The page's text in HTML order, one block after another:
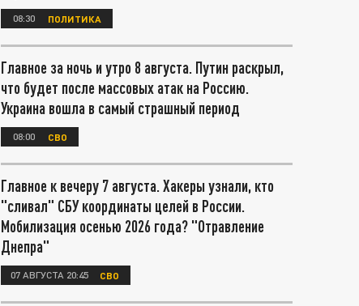
08:30 ПОЛИТИКА
Главное за ночь и утро 8 августа. Путин раскрыл,
что будет после массовых атак на Россию.
Украина вошла в самый страшный период
08:00 СВО
Главное к вечеру 7 августа. Хакеры узнали, кто
"сливал" СБУ координаты целей в России.
Мобилизация осенью 2026 года? "Отравление
Днепра"
07 АВГУСТА 20:45 СВО